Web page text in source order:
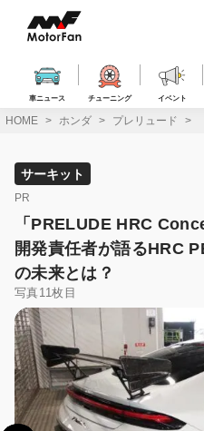
ス
車ニュース チューニング イベント
HOME ホンダ プレリュード
サーキット
PR
「PRELUDE HRC
開発責任者が語るHRC
の未来とは？
写真11枚目